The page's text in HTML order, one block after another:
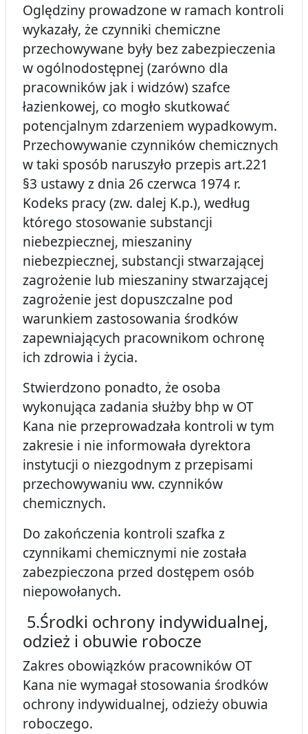
Oględziny prowadzone w ramach kontroli
wykazały, że czynniki chemiczne
przechowywane były bez zabezpieczenia
w ogólnodostępnej (zarówno dla
pracowników jak i widzów) szafce
łazienkowej, co mogło skutkować
potencjalnym zdarzeniem wypadkowym.
Przechowywanie czynników chemicznych
w taki sposób naruszyło przepis art.221
§3 ustawy z dnia 26 czerwca 1974 r.
Kodeks pracy (zw. dalej K.p.), według
którego stosowanie substancji
niebezpiecznej, mieszaniny
niebezpiecznej, substancji stwarzającej
zagrożenie lub mieszaniny stwarzającej
zagrożenie jest dopuszczalne pod
warunkiem zastosowania środków
zapewniających pracownikom ochronę
ich zdrowia i życia.
Stwierdzono ponadto, że osoba
wykonująca zadania służby bhp w OT
Kana nie przeprowadzała kontroli w tym
zakresie i nie informowała dyrektora
instytucji o niezgodnym z przepisami
przechowywaniu ww. czynników
chemicznych.
Do zakończenia kontroli szafka z
czynnikami chemicznymi nie została
zabezpieczona przed dostępem osób
niepowołanych.
5.Środki ochrony indywidualnej,
odzież i obuwie robocze
Zakres obowiązków pracowników OT
Kana nie wymagał stosowania środków
ochrony indywidualnej, odzieży obuwia
roboczego.